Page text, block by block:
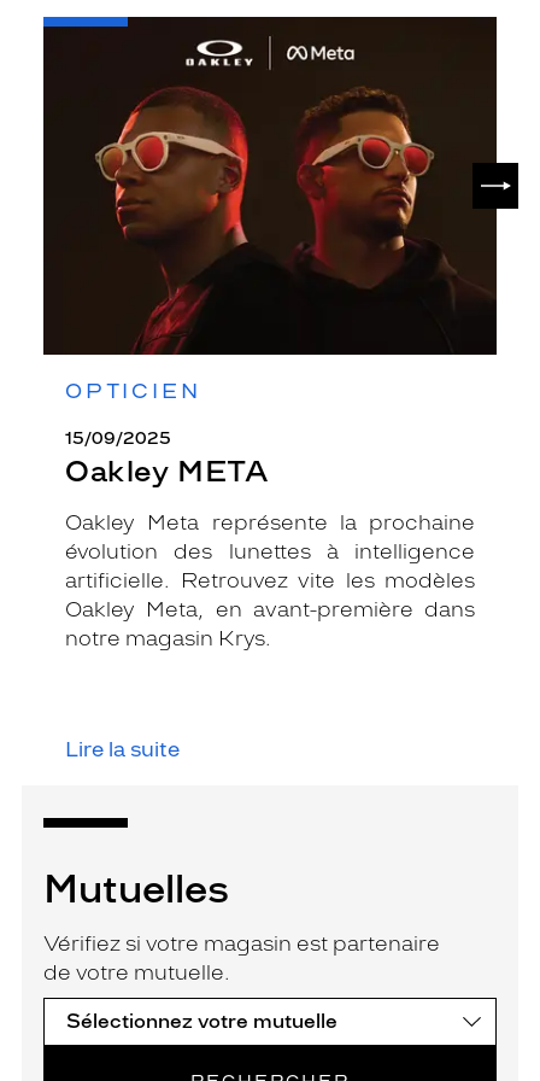
OPTICIEN
15/09/2025
Oakley META
Oakley Meta représente la prochaine
évolution des lunettes à intelligence
artificielle. Retrouvez vite les modèles
Oakley Meta, en avant-première dans
notre magasin Krys.
Lire la suite
-
Mutuelles
Vérifiez si votre magasin est partenaire
de votre mutuelle.